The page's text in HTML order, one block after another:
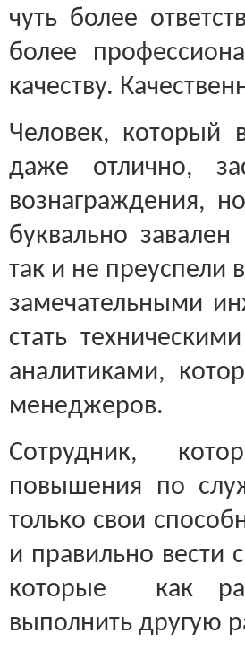
чуть более
более
качеству.
Человек, который
даже отлично,
вознаграждения,
буквально
так и не преуспели
замечательными
стать
аналитиками,
менеджеров.
Сотрудник,
повышения по
только свои
и правильно вести
которые как
выполнить другую